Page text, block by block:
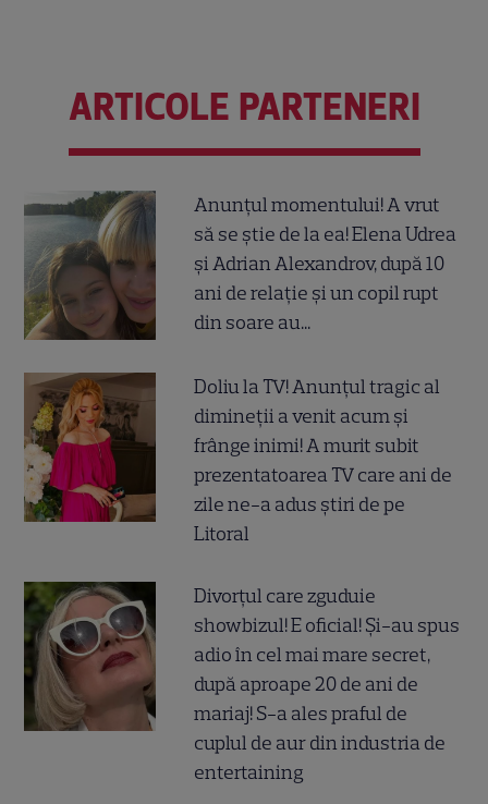
ARTICOLE PARTENERI
Anunțul momentului! A vrut
să se știe de la ea! Elena Udrea
și Adrian Alexandrov, după 10
ani de relație și un copil rupt
din soare au...
Doliu la TV! Anunțul tragic al
dimineții a venit acum și
frânge inimi! A murit subit
prezentatoarea TV care ani de
zile ne-a adus știri de pe
Litoral
Divorțul care zguduie
showbizul! E oficial! Și-au spus
adio în cel mai mare secret,
după aproape 20 de ani de
mariaj! S-a ales praful de
cuplul de aur din industria de
entertaining